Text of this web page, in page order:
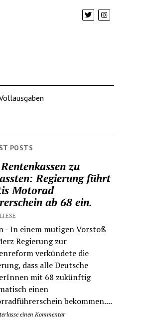
POSTS
zu
Regierung führt
Motorad
ab 68 ein.
- In einem mutigen Vorstoß
Regierung zur
verkündete die
dass alle Deutsche
mit 68 zukünftig
einen
bekommen....
einen Kommentar